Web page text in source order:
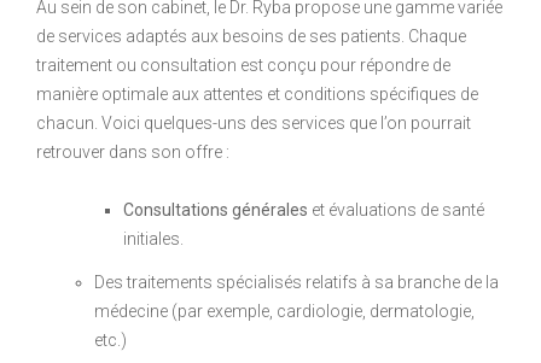
Au sein de son cabinet, le Dr. Ryba propose une gamme variée
de services adaptés aux besoins de ses patients. Chaque
traitement ou consultation est conçu pour répondre de
manière optimale aux attentes et conditions spécifiques de
chacun. Voici quelques-uns des services que l’on pourrait
retrouver dans son offre :
Consultations générales et évaluations de santé
initiales.
Des traitements spécialisés relatifs à sa branche de la
médecine (par exemple, cardiologie, dermatologie,
etc.)